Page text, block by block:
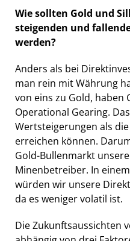
Wie sollten Gold und
steigenden und
werden?
Anders als bei
man rein mit Währung
von eins zu Gold,
Operational Gearing.
Wertsteigerungen als
erreichen können.
Gold-Bullenmarkt
Minenbetreiber. In
würden wir unsere
da es weniger volatil ist.
Die Zukunftsaussichten